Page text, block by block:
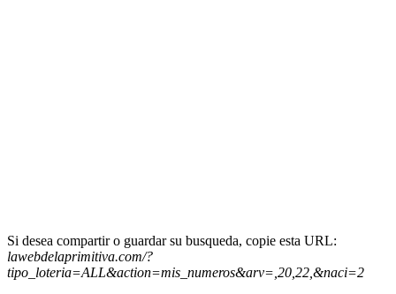
Si desea compartir o guardar su busqueda, copie esta URL:
lawebdelaprimitiva.com/?
tipo_loteria=ALL&action=mis_numeros&arv=,20,22,&naci=2